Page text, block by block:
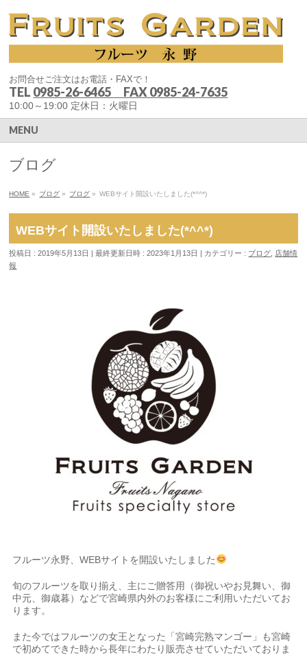
お問合せご注文はお電話・FAXで！
TEL 0985-26-6465 FAX 0985-24-7635
10:00～19:00 定休日：火曜日
MENU
ブログ
HOME » ブログ » ブログ » WEBサイト開設いたしました(*^^*)
WEBサイト開設いたしました(*^^*)
投稿日 : 2019年5月13日 最終更新日時 : 2023年1月13日 カテゴリー : ブログ
店舗情
報
フルーツ永野、WEBサイトを開設いたしました
旬のフルーツを取り揃え、主にご贈答用（御祝いやお見舞い、御
中元、御歳暮）などで宮崎県内外のお客様にご利用いただいてお
ります。
また今ではフルーツの女王となった「宮崎完熟マンゴー」も宮崎
で初めてできた時から長年にわたり販売させていただいておりま